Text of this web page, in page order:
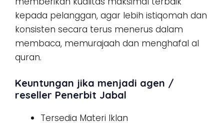
kepada pelanggan, agar lebih istiqomah dan
konsisten secara terus menerus dalam
membaca, memurajaah dan menghafal al
quran.
Keuntungan jika menjadi agen /
reseller Penerbit Jabal
Tersedia Materi Iklan